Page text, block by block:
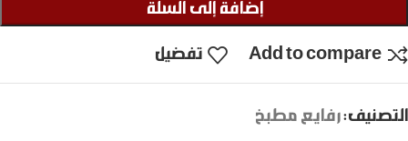
إضافة إلى السلة
Add to compare تفضيل
التصنيف:رفايع مطبخ